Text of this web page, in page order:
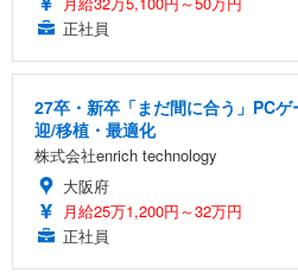
正社員
27卒・新卒「まだ間に合う」PC
迎/移植・最適化
株式会社enrich technology
大阪府
月給25万1,200円～32万円
正社員